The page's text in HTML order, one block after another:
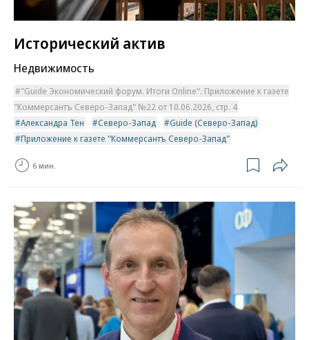
Исторический актив
Недвижимость
"Guide Экономический форум. Итоги Online". Приложение к газете
"Коммерсантъ Северо-Запад" №22 от 10.06.2026, стр. 4
Александра Тен
Северо-Запад
Guide (Северо-Запад)
Приложение к газете "Коммерсантъ Северо-Запад"
6 мин.